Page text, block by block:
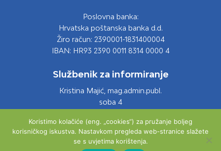
Poslovna banka:
Hrvatska poštanska banka d.d.
Žiro račun: 2390001-1831400004
IBAN: HR93 2390 0011 8314 0000 4
Službenik za informiranje
Kristina Majić, mag.admin.publ.
soba 4
Email: info@opcina-otok.hr
Koristimo kolačiće (eng. „cookies“) za pružanje boljeg
korisničkog iskustva. Nastavkom pregleda web-stranice slažete
se s uvjetima korištenja.